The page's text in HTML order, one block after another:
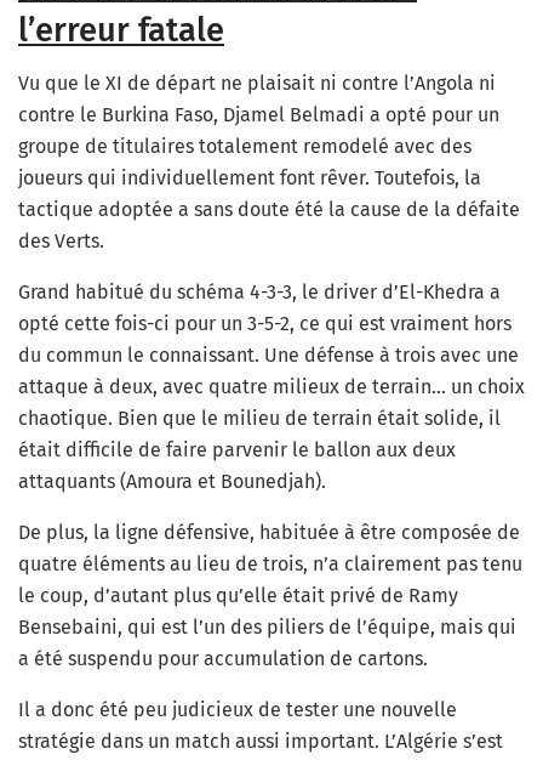
l’erreur fatale
Vu que le XI de départ ne plaisait ni contre l’Angola ni
contre le Burkina Faso, Djamel Belmadi a opté pour un
groupe de titulaires totalement remodelé avec des
joueurs qui individuellement font rêver. Toutefois, la
tactique adoptée a sans doute été la cause de la défaite
des Verts.
Grand habitué du schéma 4-3-3, le driver d’El-Khedra a
opté cette fois-ci pour un 3-5-2, ce qui est vraiment hors
du commun le connaissant. Une défense à trois avec une
attaque à deux, avec quatre milieux de terrain… un choix
chaotique. Bien que le milieu de terrain était solide, il
était difficile de faire parvenir le ballon aux deux
attaquants (Amoura et Bounedjah).
De plus, la ligne défensive, habituée à être composée de
quatre éléments au lieu de trois, n’a clairement pas tenu
le coup, d’autant plus qu’elle était privé de Ramy
Bensebaini, qui est l’un des piliers de l’équipe, mais qui
a été suspendu pour accumulation de cartons.
Il a donc été peu judicieux de tester une nouvelle
stratégie dans un match aussi important. L’Algérie s’est